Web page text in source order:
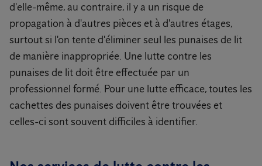
d'elle-même, au contraire, il y a un risque de
propagation à d'autres pièces et à d'autres étages,
surtout si l'on tente d'éliminer seul les punaises de lit
de manière inappropriée. Une lutte contre les
punaises de lit doit être effectuée par un
professionnel formé. Pour une lutte efficace, toutes les
cachettes des punaises doivent être trouvées et
celles-ci sont souvent difficiles à identifier.